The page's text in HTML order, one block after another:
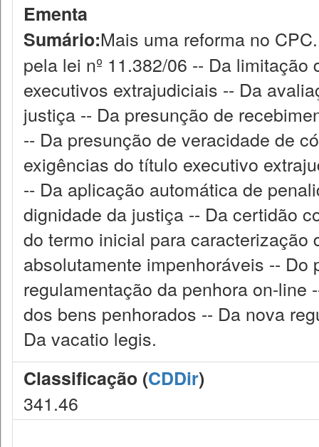
Ementa
Sumário:Mais uma reforma no
pela lei nº 11.382/06 -- Da
executivos extrajudiciais -- Da
justiça -- Da presunção de
-- Da presunção de veracidade de
exigências do título executivo
-- Da aplicação automática de
dignidade da justiça -- Da certidão
do termo inicial para caracterização
absolutamente impenhoráveis --
regulamentação da penhora on-line
dos bens penhorados -- Da nova
Da vacatio legis.
Classificação (CDDir)
341.46